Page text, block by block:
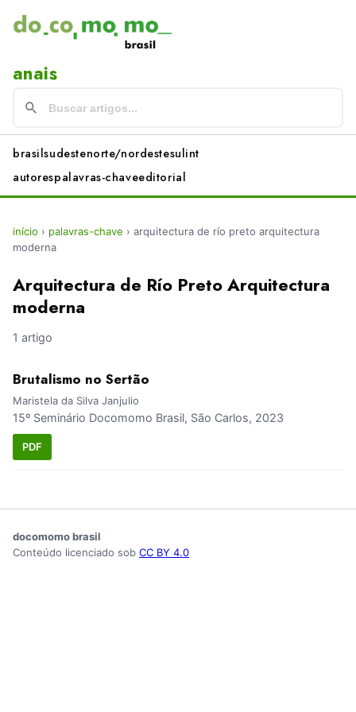
anais
brasilsudestenorte/nordestesulint
autorespalavras-chaveeditorial
início › palavras-chave › arquitectura de río preto arquitectura
moderna
Arquitectura de Río Preto Arquitectura
moderna
1 artigo
Brutalismo no Sertão
Maristela da Silva Janjulio
15º Seminário Docomomo Brasil, São Carlos, 2023
PDF
docomomo brasil
Conteúdo licenciado sob CC BY 4.0